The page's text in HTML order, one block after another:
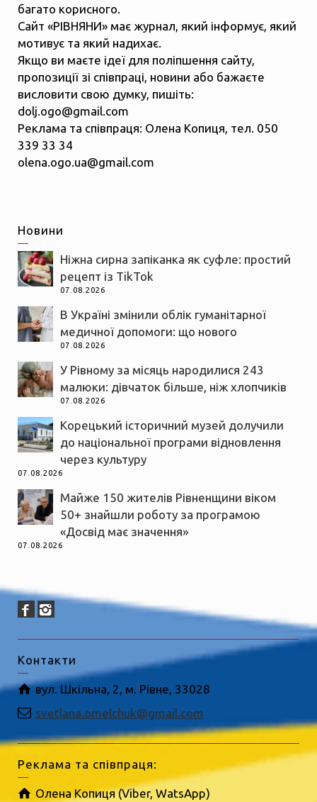
багато корисного.
Сайт «РІВНЯНИ» має журнал, який інформує, який
мотивує та який надихає.
Якщо ви маєте ідеї для поліпшення сайту,
пропозиції зі співпраці, новини або бажаєте
висловити свою думку, пишіть:
dolj.ogo@gmail.com
Реклама та співпраця: Олена Копиця, тел. 050
339 33 34
olena.ogo.ua@gmail.com
Новини
Ніжна сирна запіканка як суфле: простий
рецепт із TikTok
07.08.2026
В Україні змінили облік гуманітарної
медичної допомоги: що нового
07.08.2026
У Рівному за місяць народилися 243
малюки: дівчаток більше, ніж хлопчиків
07.08.2026
Корецький історичний музей долучили
до національної програми відновлення
через культуру
07.08.2026
Майже 150 жителів Рівненщини віком
50+ знайшли роботу за програмою
«Досвід має значення»
07.08.2026
Контакти
вул. Шкільна, 2, м. Рівне, 33028
svetlana.omelchuk@gmail.com
Реклама та співпраця:
Олена Копиця (Viber, WatsApp)